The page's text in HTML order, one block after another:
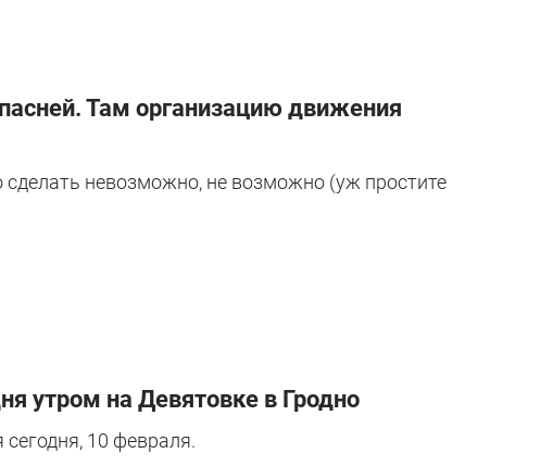
Там организацию движения
невозможно, не возможно (уж простите
утром на Девятовке в Гродно
10 февраля.